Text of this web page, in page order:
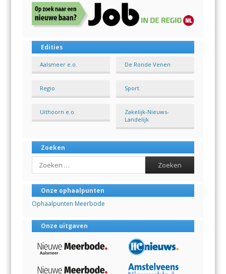
Edities
Aalsmeer e.o. De Ronde Venen
Regio Sport
Uithoorn e.o.
Zakelijk-Nieuws-
Landelijk
Zoeken
Search
Onze ophaalpunten
Ophaalpunten Meerbode
Onze uitgaven